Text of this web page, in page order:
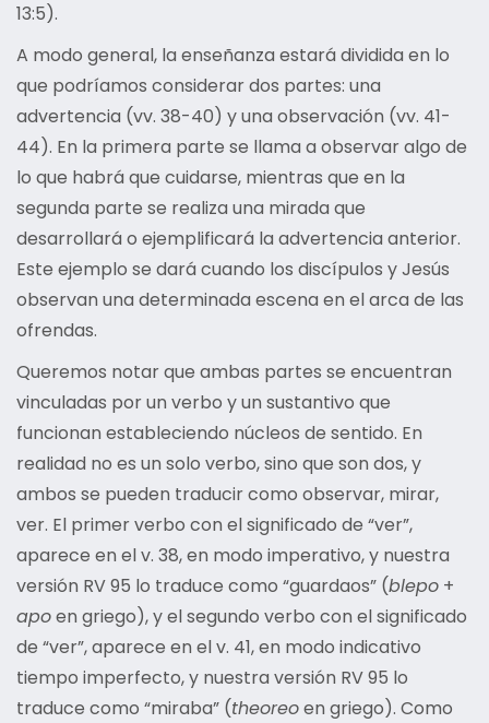
13:5).
A modo general, la enseñanza estará dividida en lo
que podríamos considerar dos partes: una
advertencia (vv. 38-40) y una observación (vv. 41-
44). En la primera parte se llama a observar algo de
lo que habrá que cuidarse, mientras que en la
segunda parte se realiza una mirada que
desarrollará o ejemplificará la advertencia anterior.
Este ejemplo se dará cuando los discípulos y Jesús
observan una determinada escena en el arca de las
ofrendas.
Queremos notar que ambas partes se encuentran
vinculadas por un verbo y un sustantivo que
funcionan estableciendo núcleos de sentido. En
realidad no es un solo verbo, sino que son dos, y
ambos se pueden traducir como observar, mirar,
ver. El primer verbo con el significado de “ver”,
aparece en el v. 38, en modo imperativo, y nuestra
versión RV 95 lo traduce como “guardaos” (blepo +
apoen griego), y el segundo verbo con el significado
de “ver”, aparece en el v. 41, en modo indicativo
tiempo imperfecto, y nuestra versión RV 95 lo
traduce como “miraba” (theoreoen griego). Como